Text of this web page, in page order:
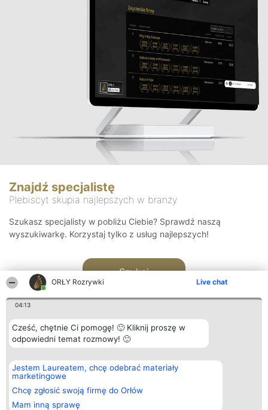
ORŁY Rozrywki Live chat
04:13
Cześć, chętnie Ci pomogę! 🙂 Kliknij proszę w
odpowiedni temat rozmowy! 🙂
Jestem Laureatem, chcę odebrać materiały
marketingowe
Chcę zgłosić swoją firmę do Orłów
Mam inną sprawę
Znajdź specjalistę
Plebiscyt skupia najlepszych w branży
Szukasz specjalisty w pobliżu Ciebie? Sprawdź naszą
wyszukiwarkę. Korzystaj tylko z usług najlepszych!
Szukaj
Organizator plebiscytu
Bright Side Solutions sp. z o.
o. sp. k.
ul. Ruska 22
Wrocław 50-079
KRS 0000749100 | Regon
Plebiscyt
Laureaci
wszystkich
Laureatów
Kontakt
Kontakt